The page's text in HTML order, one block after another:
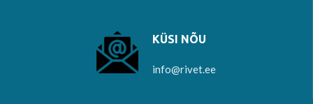
KÜSI NÕU
info@rivet.ee